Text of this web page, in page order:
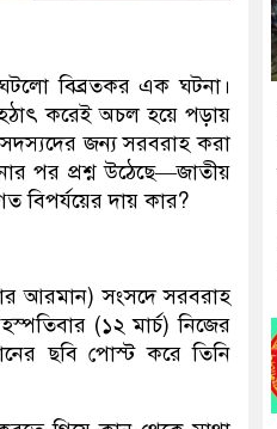
বিব্রতকর এক ঘটনা।
করেই অচল হয়ে পড়ায়
জন্য সরবরাহ করা
পর প্রশ্ন উঠেছে—জাতীয়
বিপর্যয়ের দায় কার?
আরমান) সংসদে সরবরাহ
(১২ মার্চ) নিজের
ছবি পোস্ট করে তিনি